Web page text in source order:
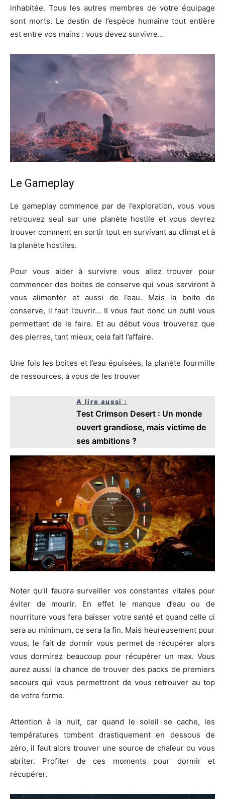
inhabitée. Tous les autres membres de votre équipage
sont morts. Le destin de l’espèce humaine tout entière
est entre vos mains : vous devez survivre…
Le Gameplay
Le gameplay commence par de l’exploration, vous vous
retrouvez seul sur une planète hostile et vous devrez
trouver comment en sortir tout en survivant au climat et à
la planète hostiles.
Pour vous aider à survivre vous allez trouver pour
commencer des boites de conserve qui vous serviront à
vous alimenter et aussi de l’eau. Mais la boite de
conserve, il faut l’ouvrir… Il vous faut donc un outil vous
permettant de le faire. Et au début vous trouverez que
des pierres, tant mieux, cela fait l’affaire.
Une fois les boites et l’eau épuisées, la planète fourmille
de ressources, à vous de les trouver
A lire aussi :
Test Crimson Desert : Un monde
ouvert grandiose, mais victime de
ses ambitions ?
Noter qu’il faudra surveiller vos constantes vitales pour
éviter de mourir. En effet le manque d’eau ou de
nourriture vous fera baisser votre santé et quand celle ci
sera au minimum, ce sera la fin. Mais heureusement pour
vous, le fait de dormir vous permet de récupérer alors
vous dormirez beaucoup pour récupérer un max. Vous
aurez aussi la chance de trouver des packs de premiers
secours qui vous permettront de vous retrouver au top
de votre forme.
Attention à la nuit, car quand le soleil se cache, les
températures tombent drastiquement en dessous de
zéro, il faut alors trouver une source de chaleur ou vous
abriter. Profiter de ces moments pour dormir et
récupérer.